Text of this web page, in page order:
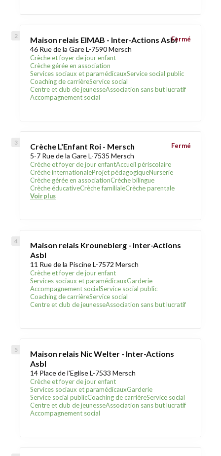
Maison relais EIMAB - Inter-Actions Asbl
46 Rue de la Gare L-7590 Mersch
Crèche et foyer de jour enfant
Crèche gérée en association
Services sociaux et paramédicauxService social public
Coaching de carrièreService social
Centre et club de jeunesseAssociation sans but lucratif
Accompagnement social
Fermé
Crèche L'Enfant Roi - Mersch
5-7 Rue de la Gare L-7535 Mersch
Crèche et foyer de jour enfantAccueil périscolaire
Crèche internationaleProjet pédagogiqueNurserie
Crèche gérée en associationCrèche bilingue
Crèche éducativeCrèche familialeCrèche parentale
Voir plus
Fermé
Maison relais Krounebierg - Inter-Actions
Asbl
11 Rue de la Piscine L-7572 Mersch
Crèche et foyer de jour enfant
Services sociaux et paramédicauxGarderie
Accompagnement socialService social public
Coaching de carrièreService social
Centre et club de jeunesseAssociation sans but lucratif
Maison relais Nic Welter - Inter-Actions
Asbl
14 Place de l'Eglise L-7533 Mersch
Crèche et foyer de jour enfant
Services sociaux et paramédicauxGarderie
Service social publicCoaching de carrièreService social
Centre et club de jeunesseAssociation sans but lucratif
Accompagnement social